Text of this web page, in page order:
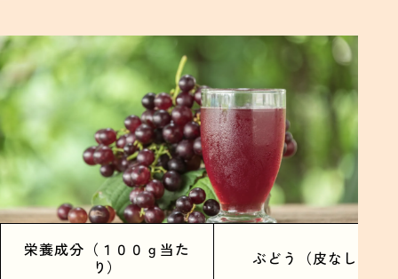
栄養成分（１００ｇ当た
り）
ぶどう（皮なし）生